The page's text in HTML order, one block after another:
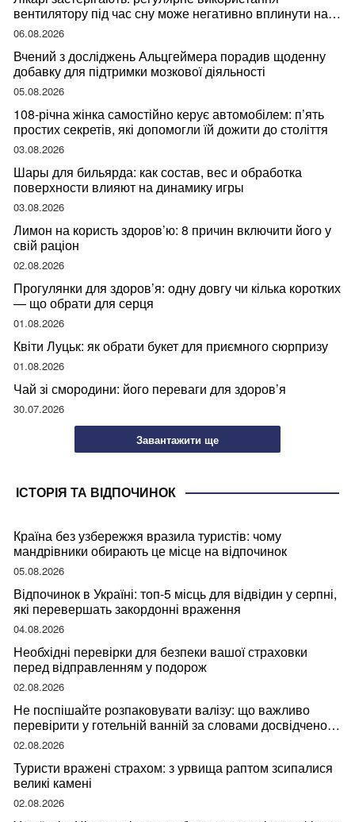
вентилятору під час сну може негативно вплинути на
ваше здоров’я
06.08.2026
Вчений з досліджень Альцгеймера порадив щоденну
добавку для підтримки мозкової діяльності
05.08.2026
108-річна жінка самостійно керує автомобілем: п’ять
простих секретів, які допомогли їй дожити до століття
03.08.2026
Шары для бильярда: как состав, вес и обработка
поверхности влияют на динамику игры
03.08.2026
Лимон на користь здоров’ю: 8 причин включити його у
свій раціон
02.08.2026
Прогулянки для здоров’я: одну довгу чи кілька коротких
— що обрати для серця
01.08.2026
Квіти Луцьк: як обрати букет для приємного сюрпризу
01.08.2026
Чай зі смородини: його переваги для здоров’я
30.07.2026
Завантажити ще
ІСТОРІЯ ТА ВІДПОЧИНОК
Країна без узбережжя вразила туристів: чому
мандрівники обирають це місце на відпочинок
05.08.2026
Відпочинок в Україні: топ-5 місць для відвідин у серпні,
які перевершать закордонні враження
04.08.2026
Необхідні перевірки для безпеки вашої страховки
перед відправленням у подорож
02.08.2026
Не поспішайте розпаковувати валізу: що важливо
перевірити у готельній ванній за словами досвідченої
мандрівниці
02.08.2026
Туристи вражені страхом: з урвища раптом зсипалися
великі камені
02.08.2026